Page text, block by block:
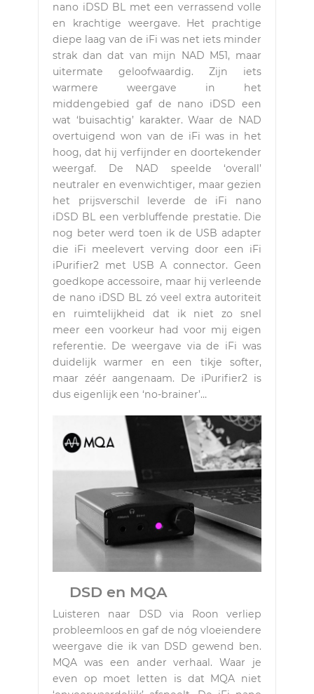
nano iDSD BL met een verrassend volle
en krachtige weergave. Het prachtige
diepe laag van de iFi was net iets minder
strak dan dat van mijn NAD M51, maar
uitermate geloofwaardig. Zijn iets
warmere weergave in het
middengebied gaf de nano iDSD een
wat ‘buisachtig’ karakter. Waar de NAD
overtuigend won van de iFi was in het
hoog, dat hij verfijnder en doortekender
weergaf. De NAD speelde ‘overall’
neutraler en evenwichtiger, maar gezien
het prijsverschil leverde de iFi nano
iDSD BL een verbluffende prestatie. Die
nog beter werd toen ik de USB adapter
die iFi meelevert verving door een iFi
iPurifier2 met USB A connector. Geen
goedkope accessoire, maar hij verleende
de nano iDSD BL zó veel extra autoriteit
en ruimtelijkheid dat ik niet zo snel
meer een voorkeur had voor mij eigen
referentie. De weergave via de iFi was
duidelijk warmer en een tikje softer,
maar zéér aangenaam. De iPurifier2 is
dus eigenlijk een ‘no-brainer’…
DSD en MQA
Luisteren naar DSD via Roon verliep
probleemloos en gaf de nóg vloeiendere
weergave die ik van DSD gewend ben.
MQA was een ander verhaal. Waar je
even op moet letten is dat MQA niet